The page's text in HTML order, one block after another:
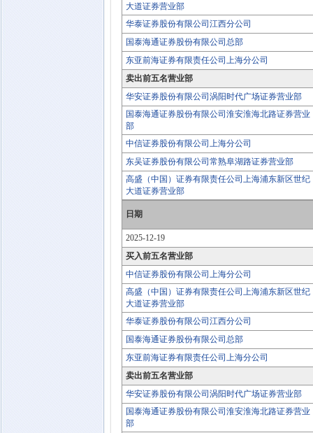
大道证券营业部
华泰证券股份有限公司江西分公司
国泰海通证券股份有限公司总部
东亚前海证券有限责任公司上海分公司
卖出前五名营业部
华安证券股份有限公司涡阳时代广场证券营业部
国泰海通证券股份有限公司淮安淮海北路证券营业
部
中信证券股份有限公司上海分公司
东吴证券股份有限公司常熟阜湖路证券营业部
高盛（中国）证券有限责任公司上海浦东新区世纪
大道证券营业部
日期
2025-12-19
买入前五名营业部
中信证券股份有限公司上海分公司
高盛（中国）证券有限责任公司上海浦东新区世纪
大道证券营业部
华泰证券股份有限公司江西分公司
国泰海通证券股份有限公司总部
东亚前海证券有限责任公司上海分公司
卖出前五名营业部
华安证券股份有限公司涡阳时代广场证券营业部
国泰海通证券股份有限公司淮安淮海北路证券营业
部